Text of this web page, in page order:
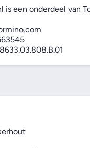
is een onderdeel van